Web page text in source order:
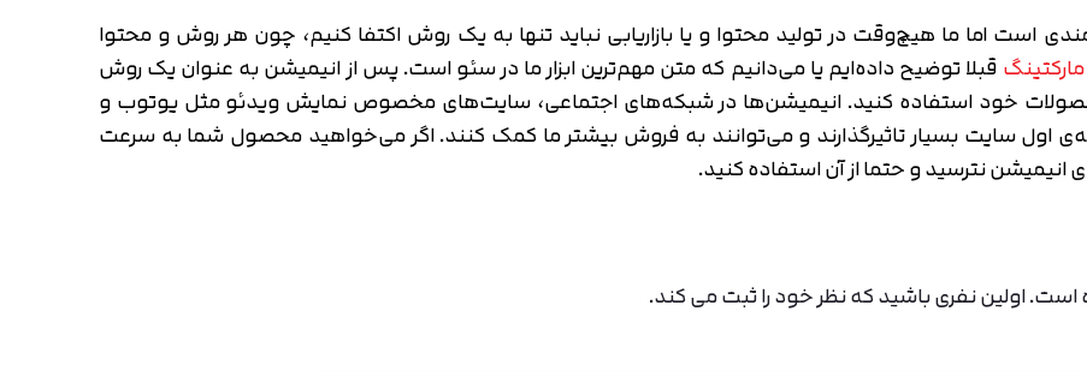
است اما ما هیچ‌وقت در تولید محتوا و یا بازاریابی نباید تنها به یک روش اکتفا کنیم، چون هر روش و محتوا
قبلا توضیح داده‌ایم یا می‌دانیم که متن مهم‌ترین ابزار ما در سئو است. پس از انیمیشن به عنوان یک روش
خود استفاده کنید. انیمیشن‌ها در شبکه‌های اجتماعی، سایت‌های مخصوص نمایش ویدئو مثل یوتوب و
سایت بسیار تاثیرگذارند و می‌توانند به فروش بیشتر ما کمک کنند. اگر می‌خواهید محصول شما به سرعت
نترسید و حتما از آن استفاده کنید.
اولین نفری باشید که نظر خود را ثبت می کند.